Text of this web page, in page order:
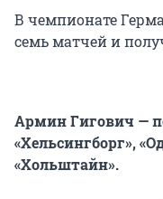
В чемпионате
семь матчей и
Армин Гигович —
«Хельсингборг»,
«Хольштайн».